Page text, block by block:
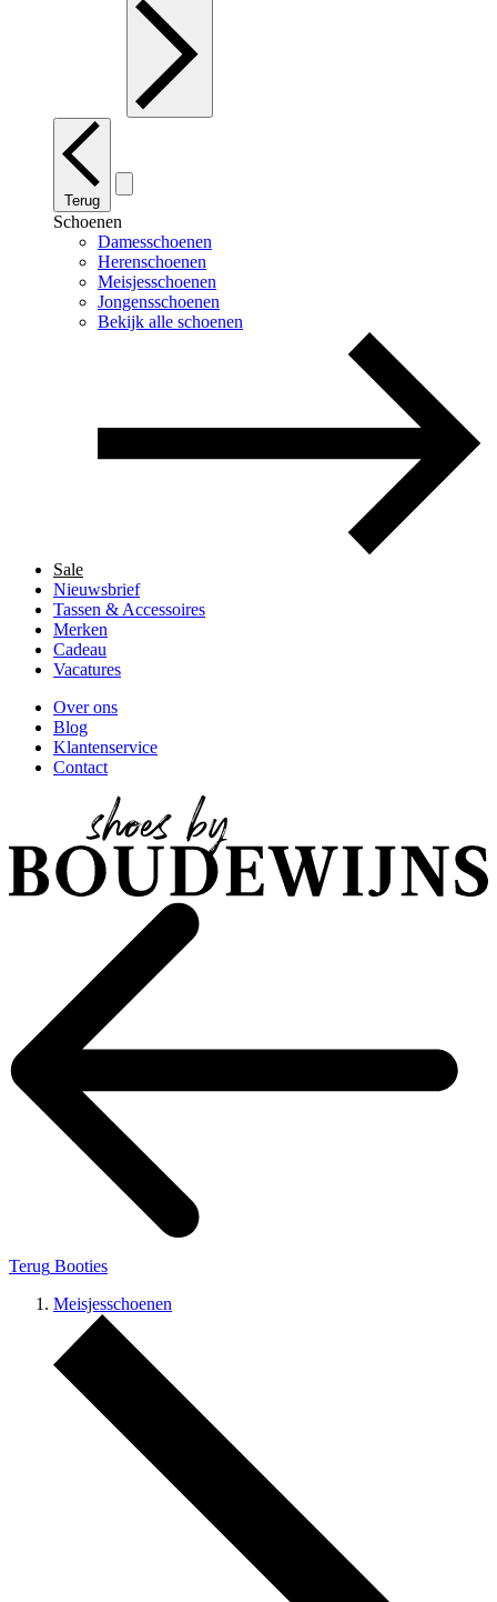
Terug
Schoenen
Damesschoenen
Herenschoenen
Meisjesschoenen
Jongensschoenen
Bekijk alle schoenen
Sale
Nieuwsbrief
Tassen & Accessoires
Merken
Cadeau
Vacatures
Over ons
Blog
Klantenservice
Contact
Terug Booties
Meisjesschoenen